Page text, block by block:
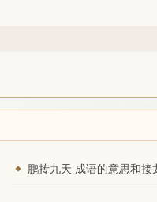
鹏抟九天 成语的意思和接